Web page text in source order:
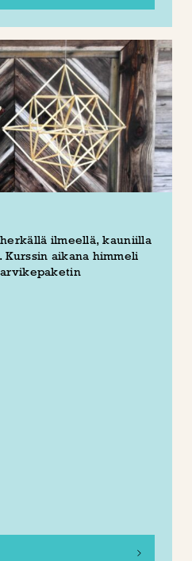
ilmeellä, kauniilla
aikana himmeli